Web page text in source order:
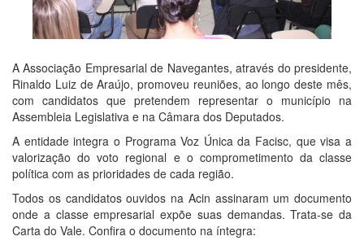
A Associação Empresarial de Navegantes, através do presidente,
Rinaldo Luiz de Araújo, promoveu reuniões, ao longo deste mês,
com candidatos que pretendem representar o município na
Assembleia Legislativa e na Câmara dos Deputados.
A entidade integra o Programa Voz Única da Facisc, que visa a
valorização do voto regional e o comprometimento da classe
política com as prioridades de cada região.
Todos os candidatos ouvidos na Acin assinaram um documento
onde a classe empresarial expõe suas demandas. Trata-se da
Carta do Vale. Confira o documento na íntegra: